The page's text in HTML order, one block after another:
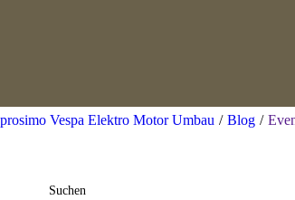
prosimo Vespa Elektro Motor Umbau / Blog /
Suchen